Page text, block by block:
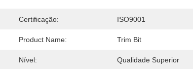
Certificação: ISO9001
Product Name: Trim Bit
Nível: Qualidade Superior